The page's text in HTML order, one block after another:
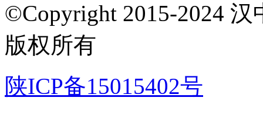
©Copyright 2015-2024
版权所有
陕ICP备15015402号